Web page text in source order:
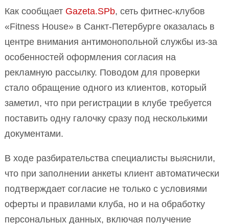
Как сообщает Gazeta.SPb, сеть фитнес-клубов
«Fitness House» в Санкт-Петербурге оказалась в
центре внимания антимонопольной службы из-за
особенностей оформления согласия на
рекламную рассылку. Поводом для проверки
стало обращение одного из клиентов, который
заметил, что при регистрации в клубе требуется
поставить одну галочку сразу под несколькими
документами.
В ходе разбирательства специалисты выяснили,
что при заполнении анкеты клиент автоматически
подтверждает согласие не только с условиями
оферты и правилами клуба, но и на обработку
персональных данных, включая получение